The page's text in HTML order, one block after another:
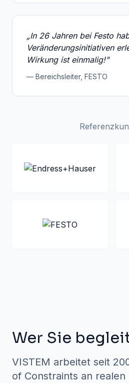
„In 26 Jahren bei Festo
Veränderungsinitiativen
Wirkung ist einmalig!"
— Bereichsleiter, FESTO
Wer Sie
VISTEM arbeitet seit
of Constraints an realen